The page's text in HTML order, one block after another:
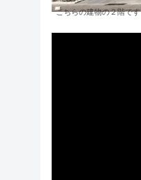
こちらの建物の２階です